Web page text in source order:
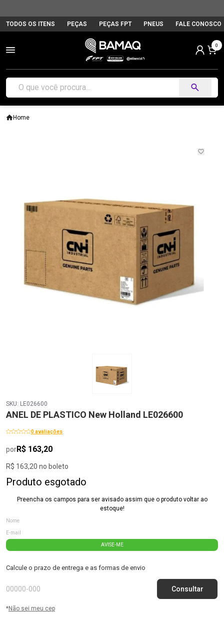
TODOS OS ITENS PEÇAS PEÇAS FPT PNEUS FALE CONOSCO
0
Home
SKU: LE026600
ANEL DE PLASTICO New Holland LE026600
0 avaliações
porR$ 163,20
R$ 163,20 no boleto
Produto esgotado
Preencha os campos para ser avisado assim que o produto voltar ao
estoque!
AVISE-ME
Calcule o prazo de entrega e as formas de envio
*Não sei meu cep